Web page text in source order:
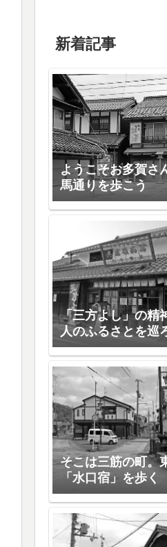
新着記事
ようこそお多賀さ
馬通りを歩こう
「三方よし」の精
人のふるさとを巡
そこは三筋の町。
「水口宿」を歩く